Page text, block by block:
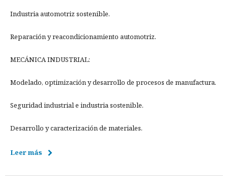
Industria automotriz sostenible.
Reparación y reacondicionamiento automotriz.
MECÁNICA INDUSTRIAL:
Modelado, optimización y desarrollo de procesos de manufactura.
Seguridad industrial e industria sostenible.
Desarrollo y caracterización de materiales.
Leer más